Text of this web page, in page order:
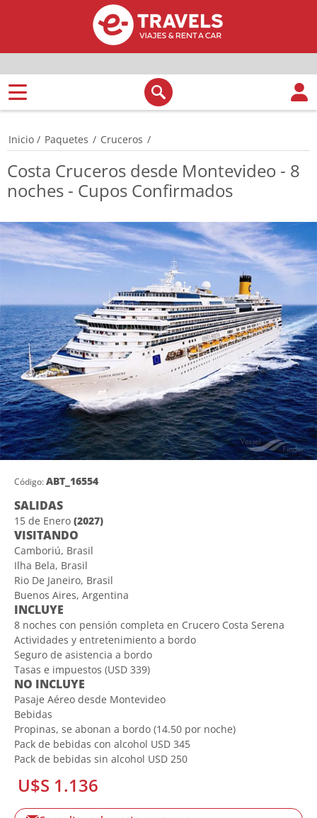
Inicio / Paquetes / Cruceros /
Costa Cruceros desde Montevideo - 8
noches - Cupos Confirmados
Código:ABT_16554
SALIDAS
15 de Enero (2027)
VISITANDO
Camboriú, Brasil
Ilha Bela, Brasil
Rio De Janeiro, Brasil
Buenos Aires, Argentina
INCLUYE
8 noches con pensión completa en Crucero Costa Serena
Actividades y entretenimiento a bordo
Seguro de asistencia a bordo
Tasas e impuestos (USD 339)
NO INCLUYE
Pasaje Aéreo desde Montevideo
Bebidas
Propinas, se abonan a bordo (14.50 por noche)
Pack de bebidas con alcohol USD 345
Pack de bebidas sin alcohol USD 250
U$S 1.136